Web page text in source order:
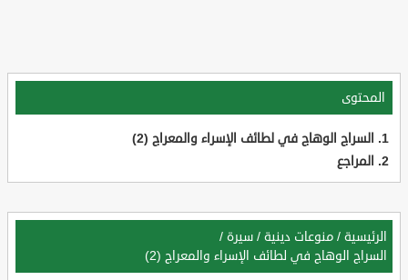
المحتوى
السراج الوهاج في لطائف الإسراء والمعراج (2)
المراجع
الرئيسية / منوعات دينية / سيرة /
السراج الوهاج في لطائف الإسراء والمعراج (2)